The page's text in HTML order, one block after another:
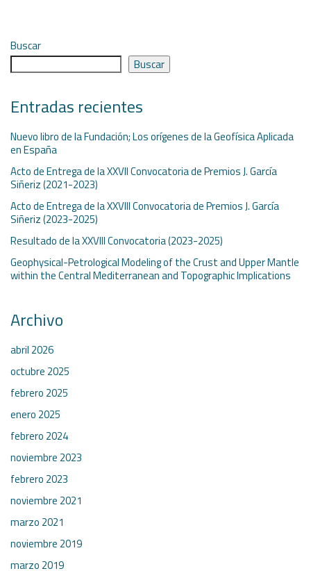
Buscar
Buscar
Entradas recientes
Nuevo libro de la Fundación; Los orígenes de la Geofísica Aplicada
en España
Acto de Entrega de la XXVII Convocatoria de Premios J. García
Siñeriz (2021-2023)
Acto de Entrega de la XXVIII Convocatoria de Premios J. García
Siñeriz (2023-2025)
Resultado de la XXVIII Convocatoria (2023-2025)
Geophysical-Petrological Modeling of the Crust and Upper Mantle
within the Central Mediterranean and Topographic Implications
Archivo
abril 2026
octubre 2025
febrero 2025
enero 2025
febrero 2024
noviembre 2023
febrero 2023
noviembre 2021
marzo 2021
noviembre 2019
marzo 2019